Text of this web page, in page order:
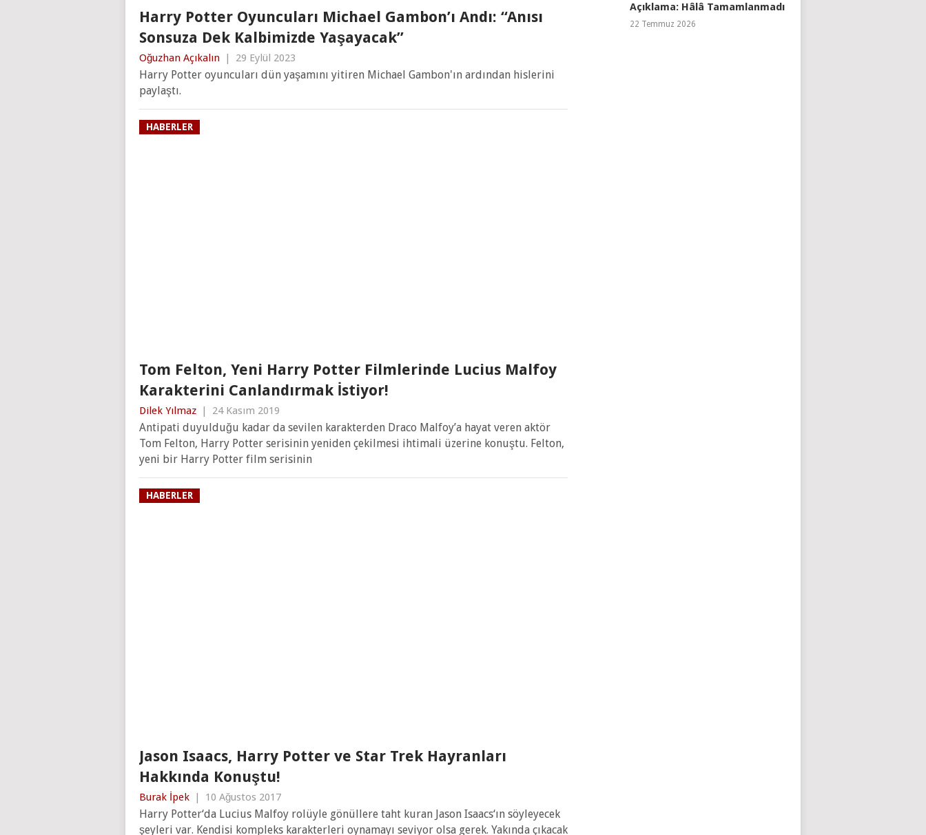
Harry Potter Oyuncuları Michael Gambon’ı Andı: “Anısı
Sonsuza Dek Kalbimizde Yaşayacak”
Oğuzhan Açıkalın | 29 Eylül 2023
Harry Potter oyuncuları dün yaşamını yitiren Michael Gambon'ın ardından hislerini
paylaştı.
HABERLER
Tom Felton, Yeni Harry Potter Filmlerinde Lucius Malfoy
Karakterini Canlandırmak İstiyor!
Dilek Yılmaz | 24 Kasım 2019
Antipati duyulduğu kadar da sevilen karakterden Draco Malfoy’a hayat veren aktör
Tom Felton, Harry Potter serisinin yeniden çekilmesi ihtimali üzerine konuştu. Felton,
yeni bir Harry Potter film serisinin
HABERLER
Jason Isaacs, Harry Potter ve Star Trek Hayranları
Hakkında Konuştu!
Burak İpek | 10 Ağustos 2017
Harry Potter‘da Lucius Malfoy rolüyle gönüllere taht kuran Jason Isaacs‘ın söyleyecek
şeyleri var. Kendisi kompleks karakterleri oynamayı seviyor olsa gerek. Yakında çıkacak
Açıklama: Hâlâ Tamamlanmadı
22 Temmuz 2026